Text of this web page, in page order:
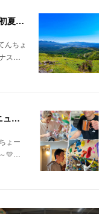
【絶景とサウナときどきクライミング】初夏の信州ひとり旅⛅
んちょ
ス…
【クライミングIQが爆上がる】✨6壁リニューアル✨
ょー
💛…